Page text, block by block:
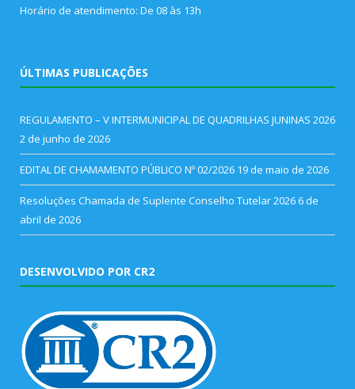
Horário de atendimento: De 08 às 13h
ÚLTIMAS PUBLICAÇÕES
REGULAMENTO – V INTERMUNICIPAL DE QUADRILHAS JUNINAS 2026
2 de junho de 2026
EDITAL DE CHAMAMENTO PÚBLICO Nº 02/2026 19 de maio de 2026
Resoluções Chamada de Suplente Conselho Tutelar 2026 6 de
abril de 2026
DESENVOLVIDO POR CR2